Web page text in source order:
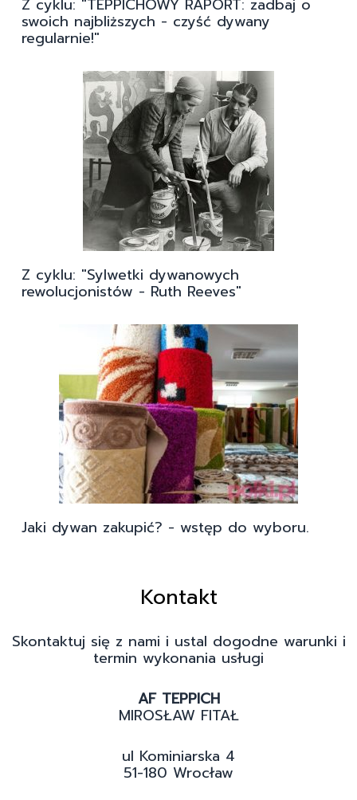
Z cyklu: "TEPPICHOWY RAPORT: zadbaj o
swoich najbliższych - czyść dywany
regularnie!"
Z cyklu: "Sylwetki dywanowych
rewolucjonistów - Ruth Reeves"
Jaki dywan zakupić? - wstęp do wyboru.
Kontakt
Skontaktuj się z nami i ustal dogodne warunki i
termin wykonania usługi
AF TEPPICH
MIROSŁAW FITAŁ
ul Kominiarska 4
51-180 Wrocław